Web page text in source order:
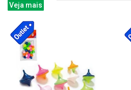
Veja mais